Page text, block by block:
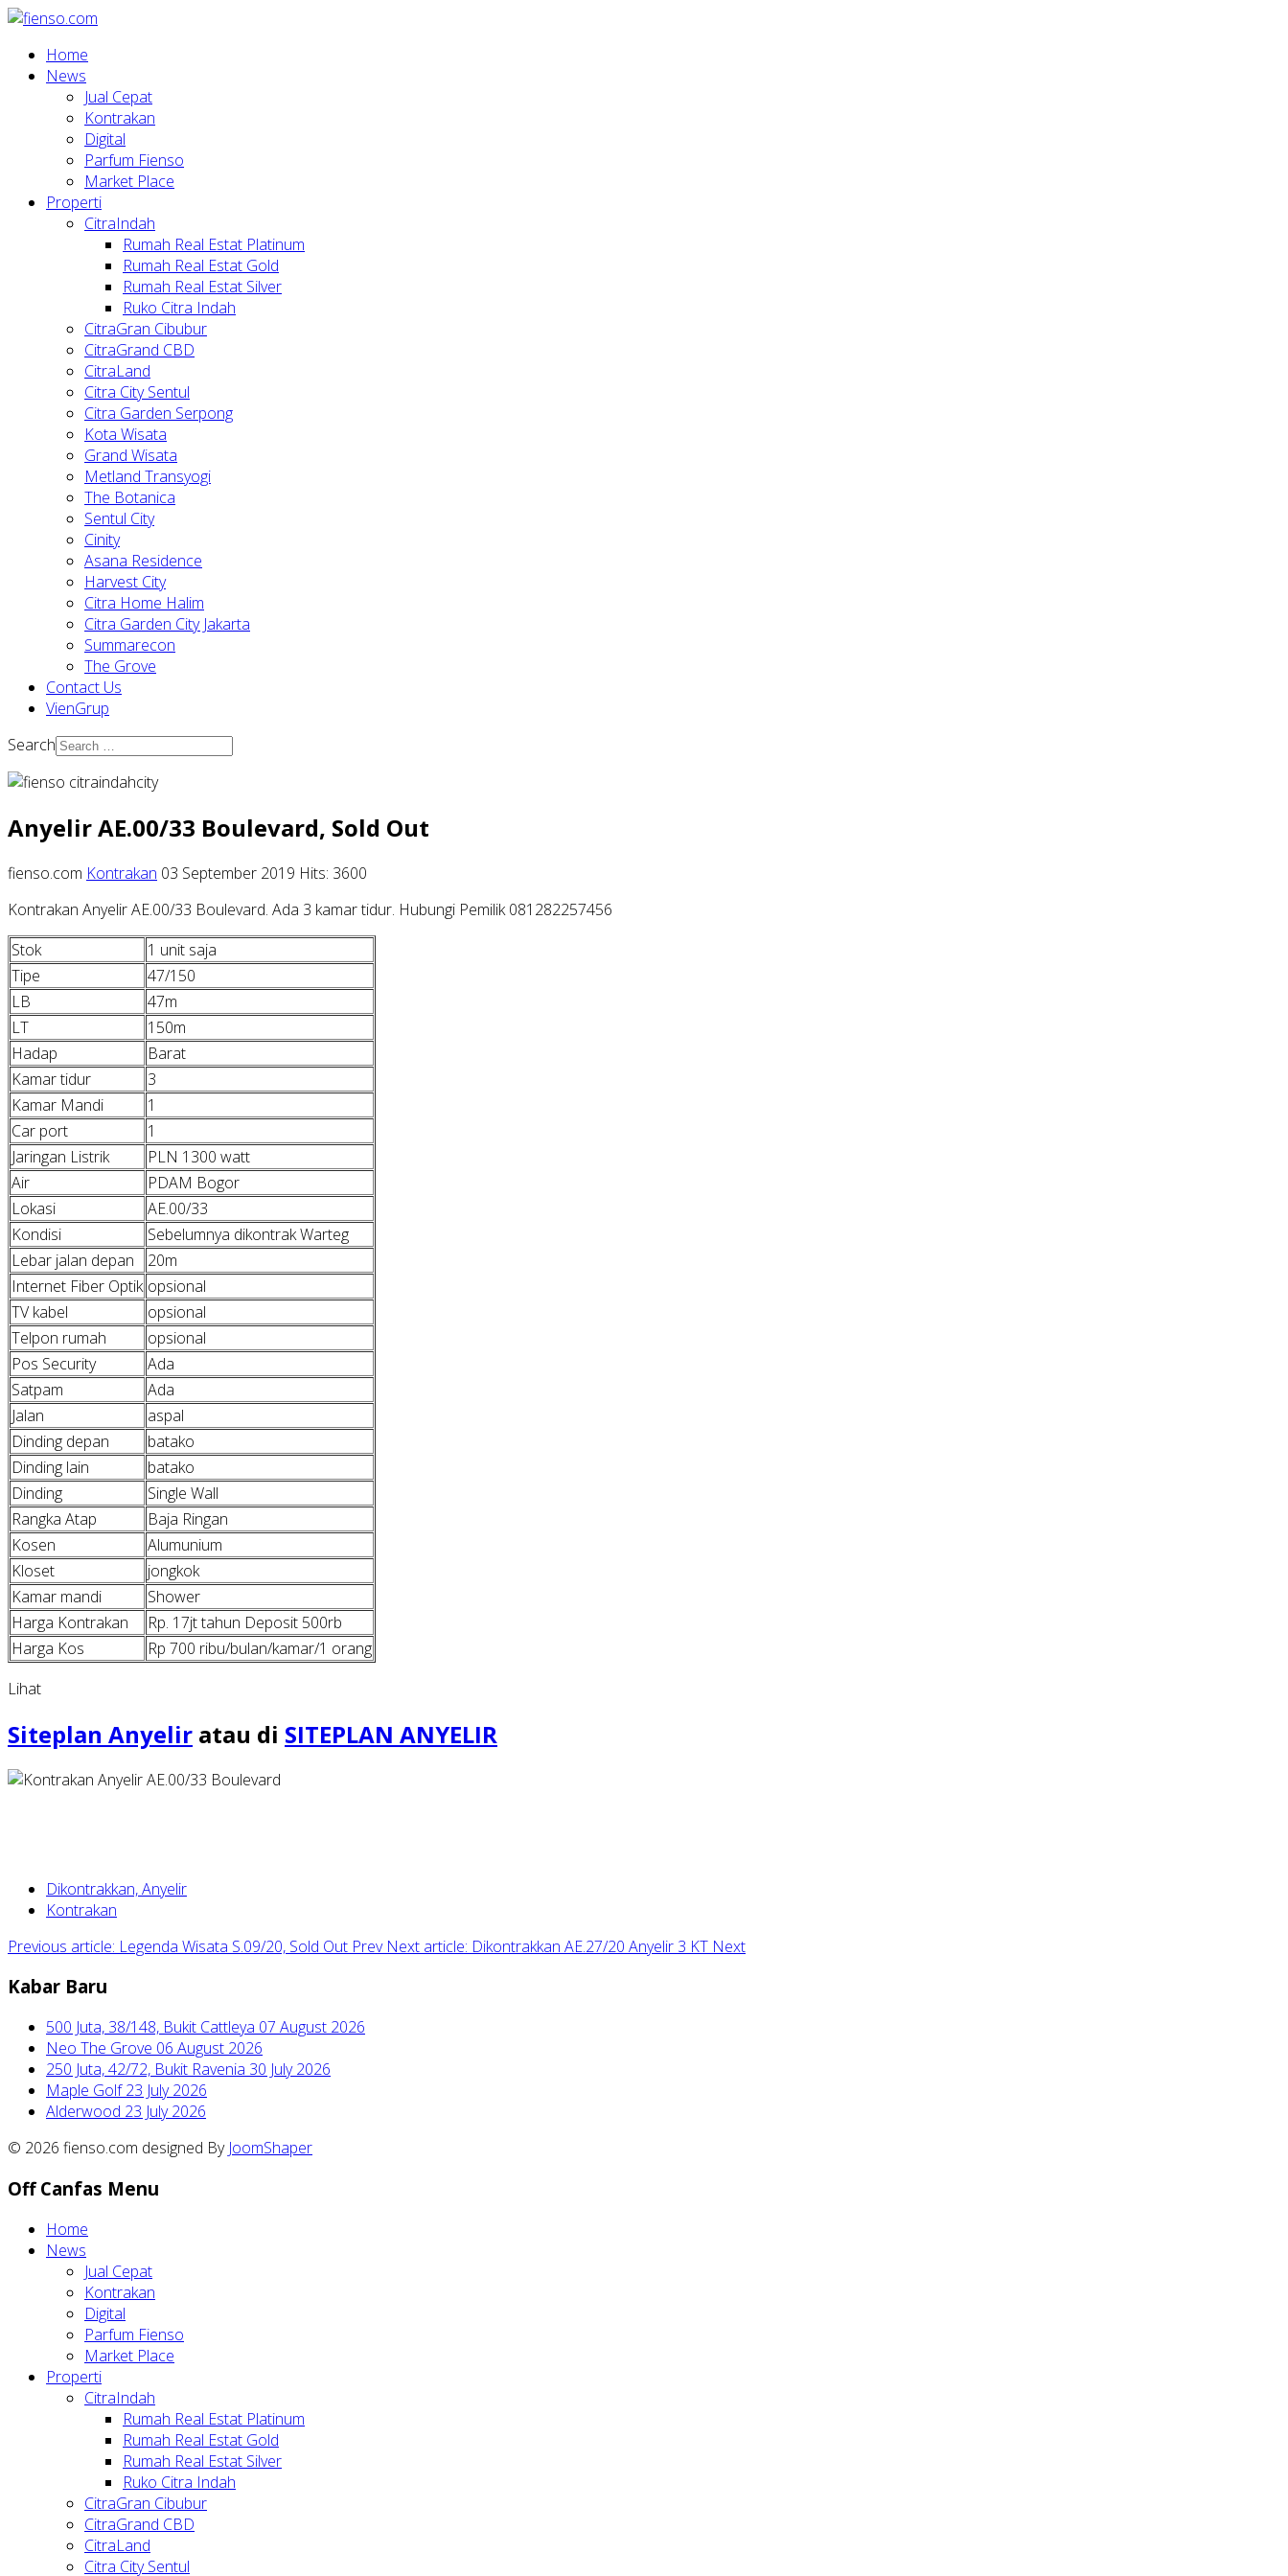
Home
News
Jual Cepat
Kontrakan
Digital
Parfum Fienso
Market Place
Properti
CitraIndah
Rumah Real Estat Platinum
Rumah Real Estat Gold
Rumah Real Estat Silver
Ruko Citra Indah
CitraGran Cibubur
CitraGrand CBD
CitraLand
Citra City Sentul
Citra Garden Serpong
Kota Wisata
Grand Wisata
Metland Transyogi
The Botanica
Sentul City
Cinity
Asana Residence
Harvest City
Citra Home Halim
Citra Garden City Jakarta
Summarecon
The Grove
Contact Us
VienGrup
Search
Anyelir AE.00/33 Boulevard, Sold Out
fienso.com Kontrakan 03 September 2019 Hits: 3600
Kontrakan Anyelir AE.00/33 Boulevard. Ada 3 kamar tidur. Hubungi Pemilik 081282257456
Stok
1 unit saja
Tipe
47/150
LB
47m
LT
150m
Hadap
Barat
Kamar tidur
3
Kamar Mandi
1
Car port
1
Jaringan Listrik
PLN 1300 watt
Air
PDAM Bogor
Lokasi
AE.00/33
Kondisi
Sebelumnya dikontrak Warteg
Lebar jalan depan
20m
Internet Fiber Optik opsional
TV kabel
opsional
Telpon rumah
opsional
Pos Security
Ada
Satpam
Ada
Jalan
aspal
Dinding depan
batako
Dinding lain
batako
Dinding
Single Wall
Rangka Atap
Baja Ringan
Kosen
Alumunium
Kloset
jongkok
Kamar mandi
Shower
Harga Kontrakan
Rp. 17jt tahun Deposit 500rb
Harga Kos
Rp 700 ribu/bulan/kamar/1 orang
Lihat
Siteplan Anyelir atau di SITEPLAN ANYELIR
Dikontrakkan, Anyelir
Kontrakan
Previous article: Legenda Wisata S.09/20, Sold Out Prev Next article: Dikontrakkan AE.27/20 Anyelir 3 KT Next
Kabar Baru
500 Juta, 38/148, Bukit Cattleya 07 August 2026
Neo The Grove 06 August 2026
250 Juta, 42/72, Bukit Ravenia 30 July 2026
Maple Golf23 July 2026
Alderwood 23 July 2026
© 2026 fienso.com designed By JoomShaper
Off Canfas Menu
Home
News
Jual Cepat
Kontrakan
Digital
Parfum Fienso
Market Place
Properti
CitraIndah
Rumah Real Estat Platinum
Rumah Real Estat Gold
Rumah Real Estat Silver
Ruko Citra Indah
CitraGran Cibubur
CitraGrand CBD
CitraLand
Citra City Sentul